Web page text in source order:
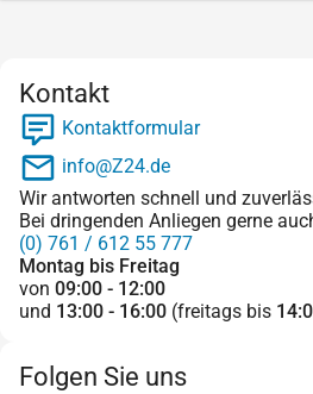
Kontakt
Kontaktformular
info@Z24.de
Wir antworten schnell und
Bei dringenden Anliegen gerne
(0) 761 / 612 55 777
Montag bis Freitag
von 09:00 - 12:00
und 13:00 - 16:00 (freitags bis
Folgen Sie uns